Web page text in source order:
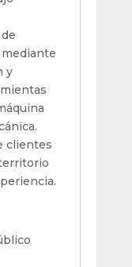
y
clientes